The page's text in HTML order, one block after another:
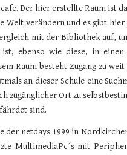
Der hier erstellte Raum ist
verändern und es gibt
mit der Bibliothek auf,
ebenso wie diese, in
Raum besteht Zugang zu
an dieser Schule eine
zugänglicher Ort zu
sind.
der netdays 1999 in
MultimediaPc´s mit